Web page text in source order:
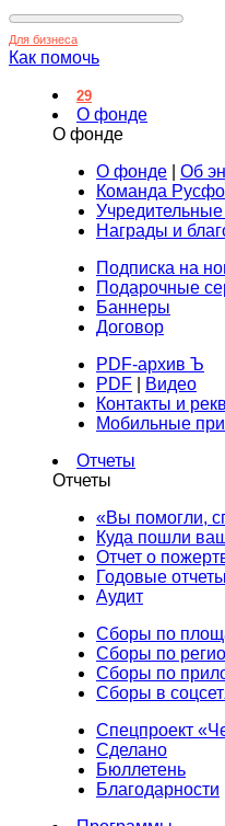
Для бизнеса
Как помочь
29
О фонде
О фонде
О фонде
Об
Команда
Награды и
Подписка на
Подарочные
Баннеры
Договор
PDF-архив Ъ
PDF
Видео
Контакты и
Мобильные
Отчеты
Отчеты
«Вы помогли,
Куда пошли
Отчет о
Годовые отчеты
Аудит
Сборы по
Сборы по
Сборы по
Сборы в
Спецпроект
Сделано
Бюллетень
Благодарности